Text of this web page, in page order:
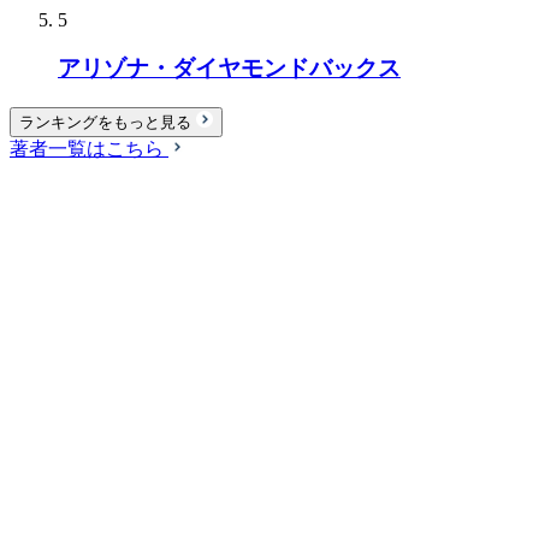
5
アリゾナ・ダイヤモンドバックス
ランキングをもっと見る
著者一覧はこちら